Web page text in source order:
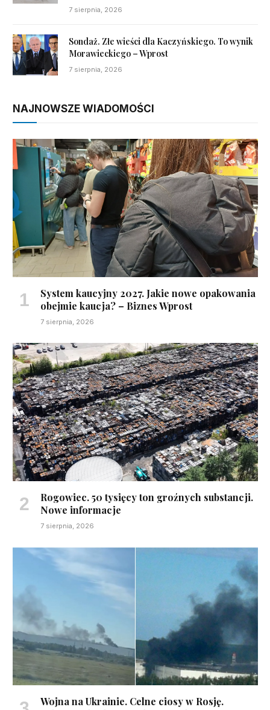
7 sierpnia, 2026
Sondaż. Złe wieści dla Kaczyńskiego. To wynik
Morawieckiego – Wprost
7 sierpnia, 2026
NAJNOWSZE WIADOMOŚCI
System kaucyjny 2027. Jakie nowe opakowania
obejmie kaucja? – Biznes Wprost
7 sierpnia, 2026
Rogowiec. 50 tysięcy ton groźnych substancji.
Nowe informacje
7 sierpnia, 2026
Wojna na Ukrainie. Celne ciosy w Rosję.